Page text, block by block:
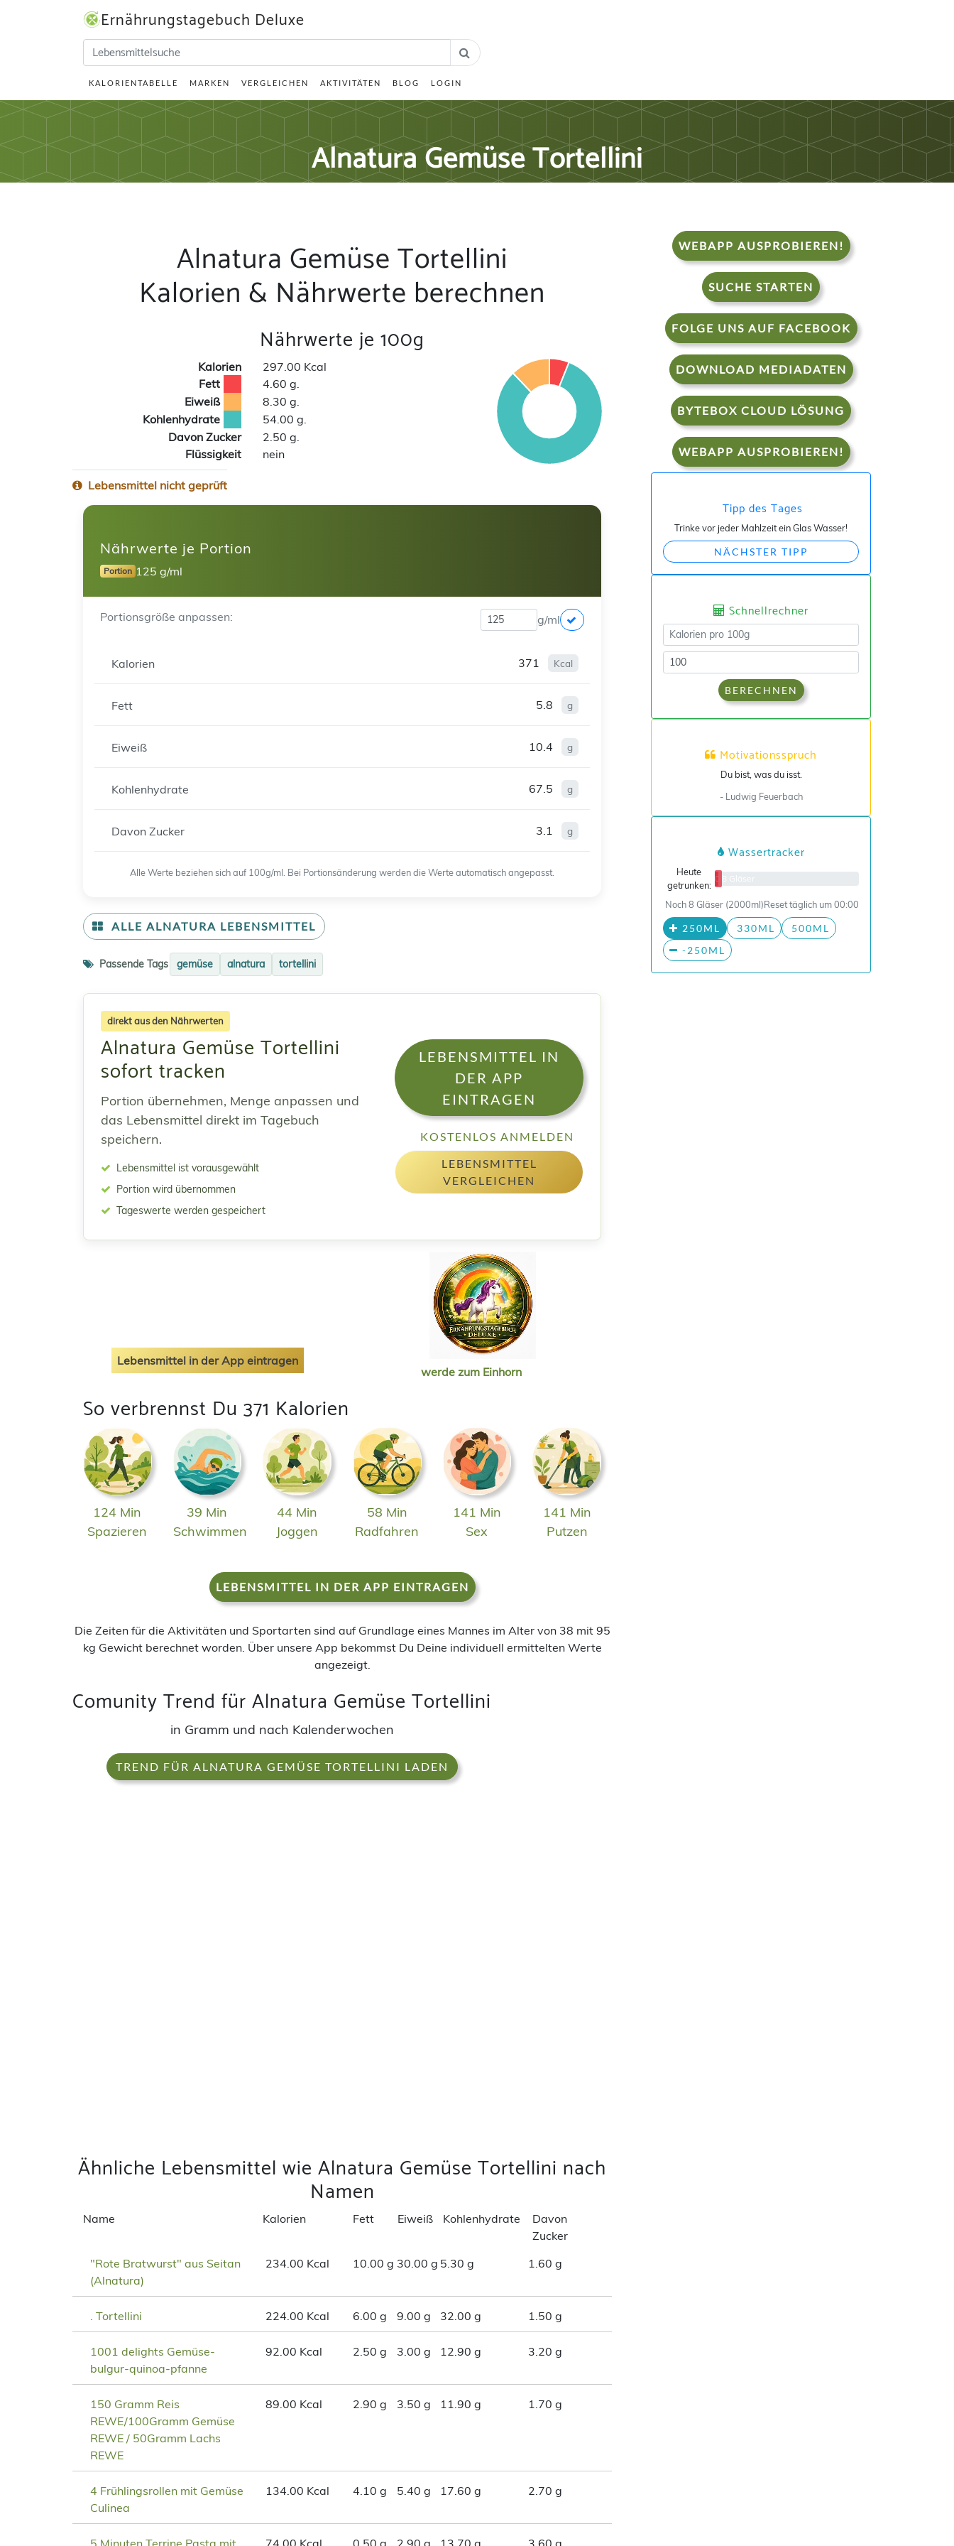
Ernährungstagebuch Deluxe
KALORIENTABELLE MARKEN VERGLEICHEN AKTIVITÄTEN BLOG LOGIN
Alnatura Gemüse Tortellini
Alnatura Gemüse Tortellini
Kalorien & Nährwerte berechnen
Nährwerte je 100g
Kalorien
297.00 Kcal
Fett
4.60 g.
Eiweiß
8.30 g.
Kohlenhydrate
54.00 g.
Davon Zucker
2.50 g.
Flüssigkeit
nein
Lebensmittel nicht geprüft
Nährwerte je Portion
Portion 125 g/ml
Portionsgröße anpassen: g/ml
Kalorien 371 Kcal
Fett 5.8 g
Eiweiß 10.4 g
Kohlenhydrate 67.5 g
Davon Zucker 3.1 g
Alle Werte beziehen sich auf 100g/ml. Bei Portionsänderung werden die Werte automatisch angepasst.
ALLE ALNATURA LEBENSMITTEL
Passende Tags gemüse alnatura tortellini
direkt aus den Nährwerten
Alnatura Gemüse Tortellini
sofort tracken
Portion übernehmen, Menge anpassen und
das Lebensmittel direkt im Tagebuch
speichern.
Lebensmittel ist vorausgewählt
Portion wird übernommen
Tageswerte werden gespeichert
LEBENSMITTEL IN
DER APP
EINTRAGEN
KOSTENLOS ANMELDEN
LEBENSMITTEL
VERGLEICHEN
Lebensmittel in der App eintragen
werde zum Einhorn
So verbrennst Du 371 Kalorien
124 Min
Spazieren
39 Min
Schwimmen
44 Min
Joggen
58 Min
Radfahren
141 Min
Sex
141 Min
Putzen
LEBENSMITTEL IN DER APP EINTRAGEN
Die Zeiten für die Aktivitäten und Sportarten sind auf Grundlage eines Mannes im Alter von 38 mit 95
kg Gewicht berechnet worden. Über unsere App bekommst Du Deine individuell ermittelten Werte
angezeigt.
Comunity Trend für Alnatura Gemüse Tortellini
in Gramm und nach Kalenderwochen
TREND FÜR ALNATURA GEMÜSE TORTELLINI LADEN
Ähnliche Lebensmittel wie Alnatura Gemüse Tortellini nach
Namen
Name Kalorien Fett Eiweiß Kohlenhydrate
Davon
Zucker
"Rote Bratwurst" aus Seitan
(Alnatura)
234.00 Kcal 10.00 g 30.00 g 5.30 g 1.60 g
. Tortellini 224.00 Kcal 6.00 g 9.00 g 32.00 g 1.50 g
1001 delights Gemüse-
bulgur-quinoa-pfanne
92.00 Kcal 2.50 g 3.00 g 12.90 g 3.20 g
150 Gramm Reis
REWE/100Gramm Gemüse
REWE / 50Gramm Lachs
REWE
89.00 Kcal 2.90 g 3.50 g 11.90 g 1.70 g
4 Frühlingsrollen mit Gemüse
Culinea
134.00 Kcal 4.10 g 5.40 g 17.60 g 2.70 g
WEBAPP AUSPROBIEREN!
SUCHE STARTEN
FOLGE UNS AUF FACEBOOK
DOWNLOAD MEDIADATEN
BYTEBOX CLOUD LÖSUNG
WEBAPP AUSPROBIEREN!
Tipp des Tages
Trinke vor jeder Mahlzeit ein Glas Wasser!
NÄCHSTER TIPP
Schnellrechner
BERECHNEN
Motivationsspruch
Du bist, was du isst.
- Ludwig Feuerbach
Wassertracker
Heute
getrunken:
0/8 Gläser
Noch 8 Gläser (2000ml)Reset täglich um 00:00
250ML 330ML
500ML
-250ML